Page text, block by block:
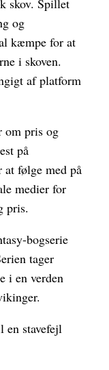
skov. Spillet
og
kæmpe for at
i skoven.
af platform
om pris og
på
følge med på
medier for
pris.
bogserie
tager
i en verden
en stavefejl